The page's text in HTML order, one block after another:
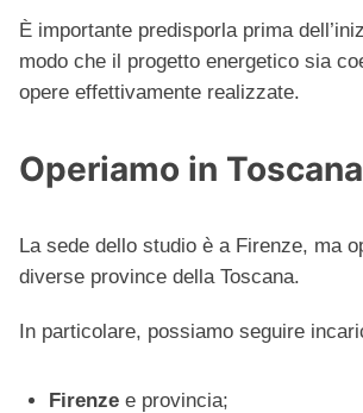
È importante predisporla prima
modo che il progetto energetico sia
opere effettivamente realizzate.
Operiamo in Toscana
La sede dello studio è a Firenze, ma
diverse province della Toscana.
In particolare, possiamo seguire
Firenze e provincia;